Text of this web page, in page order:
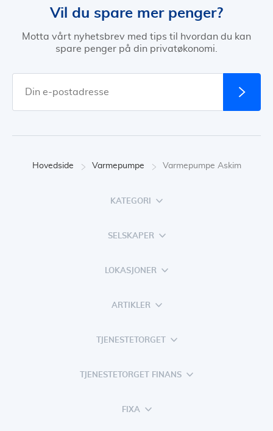
Vil du spare mer penger?
Motta vårt nyhetsbrev med tips til hvordan du kan
spare penger på din privatøkonomi.
Hovedside Varmepumpe Varmepumpe Askim
KATEGORI
SELSKAPER
LOKASJONER
ARTIKLER
TJENESTETORGET
TJENESTETORGET FINANS
FIXA